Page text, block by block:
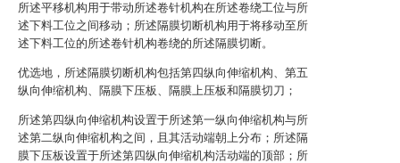
所述平移机构用于带动所述卷针机构在所述卷绕工位与所
述下料工位之间移动；所述隔膜切断机构用于将移动至所
述下料工位的所述卷针机构卷绕的所述隔膜切断。
优选地，所述隔膜切断机构包括第四纵向伸缩机构、第五
纵向伸缩机构、隔膜下压板、隔膜上压板和隔膜切刀；
所述第四纵向伸缩机构设置于所述第一纵向伸缩机构与所
述第二纵向伸缩机构之间，且其活动端朝上分布；所述隔
膜下压板设置于所述第四纵向伸缩机构活动端的顶部；所